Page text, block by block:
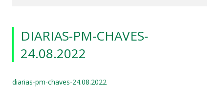
DIARIAS-PM-CHAVES-
24.08.2022
diarias-pm-chaves-24.08.2022